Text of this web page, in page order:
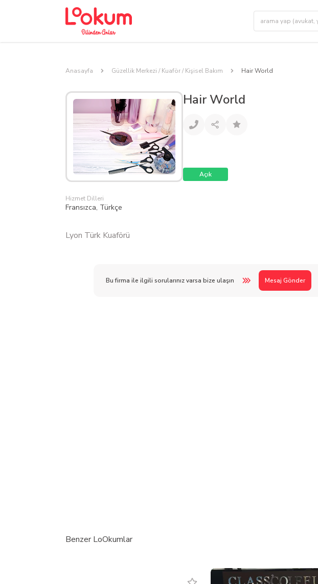
Anasayfa Güzellik Merkezi / Kuaför / Kişisel Bakım Hair World
Hair World
Açık
Hizmet Dilleri
Fransızca, Türkçe
Lyon Türk Kuaförü
Bu firma ile ilgili sorularınız varsa bize ulaşın Mesaj Gönder
Benzer LoOkumlar